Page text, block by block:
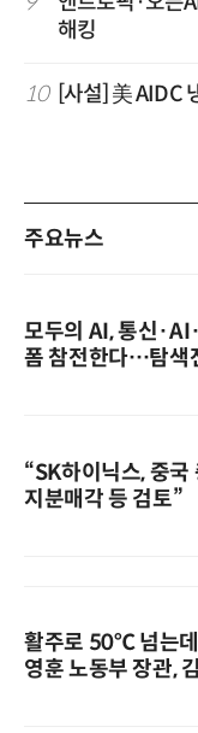
해킹
10 [사설] 美 AIDC
주요뉴스
모두의 AI, 통신
폼 참전한다…탐색
“SK하이닉스, 중국
지분매각 등 검토”
활주로 50℃ 넘는
영훈 노동부 장관,